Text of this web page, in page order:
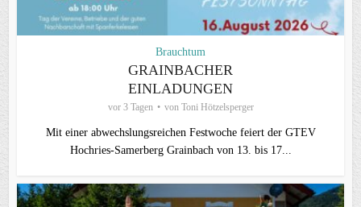
Brauchtum
GRAINBACHER
EINLADUNGEN
vor 3 Tagen von Toni Hötzelsperger
Mit einer abwechslungsreichen Festwoche feiert der GTEV
Hochries-Samerberg Grainbach von 13. bis 17...